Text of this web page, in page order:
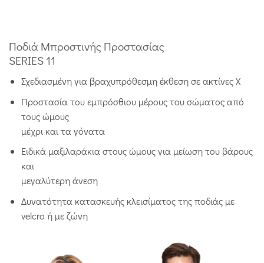
Ποδιά Μπροστινής Προστασίας
SERIES 11
Σχεδιασμένη για βραχυπρόθεσμη έκθεση σε ακτίνες Χ
Προστασία του εμπρόσθιου μέρους του σώματος από
τους ώμους
μέχρι και τα γόνατα
Ειδικά μαξιλαράκια στους ώμους για μείωση του βάρους
και
μεγαλύτερη άνεση
Δυνατότητα κατασκευής κλεισίματος της ποδιάς με
velcro ή με ζώνη